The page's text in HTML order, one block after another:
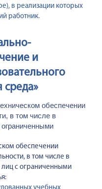
в реализации которых
работник.
и
среда»
обеспечении
в том числе в
обеспечении
в том числе в
с ограниченными